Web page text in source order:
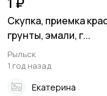
Скупка, приемка
грунты, эмали, г...
Рыльск
1 год назад
Екатерина